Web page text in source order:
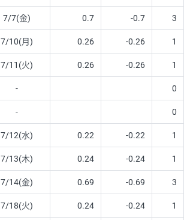
7/7(金) 0.7 -0.7 3
7/10(月) 0.26 -0.26 1
7/11(火) 0.26 -0.26 1
- 0
- 0
7/12(水) 0.22 -0.22 1
7/13(木) 0.24 -0.24 1
7/14(金) 0.69 -0.69 3
7/18(火) 0.24 -0.24 1